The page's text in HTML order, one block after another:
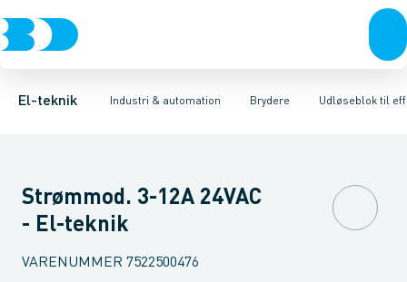
El-teknik Industri & automation
Afbrydere, stikkontakter & lampeudtagForgreningsmateriel
Brydere
Industristiksystemer Frekvensomformere og softstartere
Udløseblok til
Motorbetjening for effektafbryder Ombygningssæt til
Strømmod. 3-12A 24VAC
- El-teknik
VARENUMMER 7522500476